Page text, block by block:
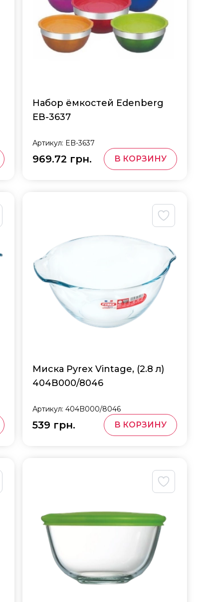
Набор ёмкостей Edenberg
EB-3637
Артикул: EB-3637
969.72 грн. В КОРЗИНУ
Миска Pyrex Vintage, (2.8 л)
404B000/8046
Артикул:404B000/8046
539 грн. В КОРЗИНУ